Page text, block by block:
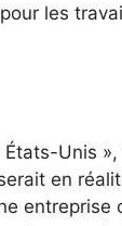
les
Unis
en
entreprise